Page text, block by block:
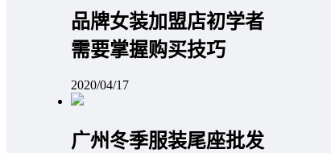
品牌女装加盟店初学者
需要掌握购买技巧
2020/04/17
广州冬季服装尾座批发